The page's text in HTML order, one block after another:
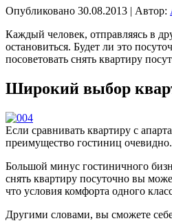
Опубликовано 30.08.2013 | Автор:
Каждый человек, отправляясь в
остановиться. Будет ли это
посоветовать снять квартиру
Широкий выбор
Если сравнивать квартиру с
преимущество гостиниц
Большой минус гостиничного
снять квартиру посуточно вы
что условия комфорта одного
Другими словами, вы сможете